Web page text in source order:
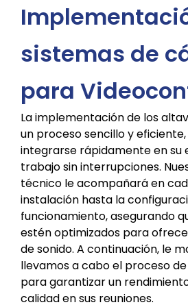
sistemas de
para
La implementación de los
un proceso sencillo y
integrarse rápidamente en su
trabajo sin interrupciones.
técnico le acompañará en
instalación hasta la
funcionamiento, asegurando
estén optimizados para
de sonido. A continuación, le
llevamos a cabo el proceso
para garantizar un
calidad en sus reuniones.